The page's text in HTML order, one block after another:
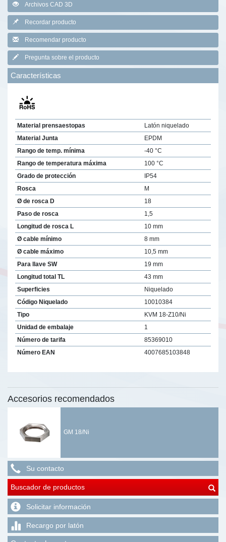
Archivos CAD 3D
Recordar producto
Recomendar producto
Pregunta sobre el producto
Características
Material prensaestopas
Latón niquelado
Material Junta
EPDM
Rango de temp. mínima
-40 °C
Rango de temperatura máxima
100 °C
Grado de protección
IP54
Rosca
M
Ø de rosca D
18
Paso de rosca
1,5
Longitud de rosca L
10 mm
Ø cable mínimo
8 mm
Ø cable máximo
10,5 mm
Para llave SW
19 mm
Longitud total TL
43 mm
Superficies
Niquelado
Código Niquelado
10010384
Tipo
KVM 18-Z10/Ni
Unidad de embalaje
1
Número de tarifa
85369010
Número EAN
4007685103848
Accesorios recomendados
GM 18/Ni
Su contacto
Buscador de productos
Solicitar información
Recargo por latón